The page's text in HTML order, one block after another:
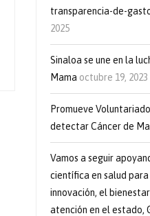
transparencia-de-
2025
Sinaloa se une en la
Mama octubre 19, 2023
Promueve
detectar Cáncer de
Vamos a seguir
científica en salud
innovación, el
atención en el estado,